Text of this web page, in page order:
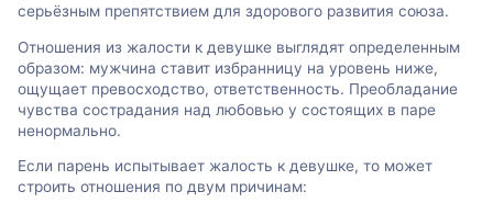
серьёзным препятствием для здорового развития союза.
Отношения из жалости к девушке выглядят определенным
образом: мужчина ставит избранницу на уровень ниже,
ощущает превосходство, ответственность. Преобладание
чувства сострадания над любовью у состоящих в паре
ненормально.
Если парень испытывает жалость к девушке, то может
строить отношения по двум причинам: